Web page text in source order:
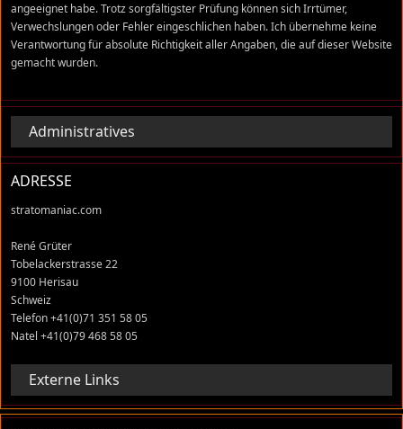
angeeignet habe. Trotz sorgfältigster Prüfung können sich Irrtümer,
Verwechslungen oder Fehler eingeschlichen haben. Ich übernehme keine
Verantwortung für absolute Richtigkeit aller Angaben, die auf dieser Website
gemacht wurden.
Administratives
ADRESSE
stratomaniac.com
René Grüter
Tobelackerstrasse 22
9100 Herisau
Schweiz
Telefon +41(0)71 351 58 05
Natel +41(0)79 468 58 05
Externe Links